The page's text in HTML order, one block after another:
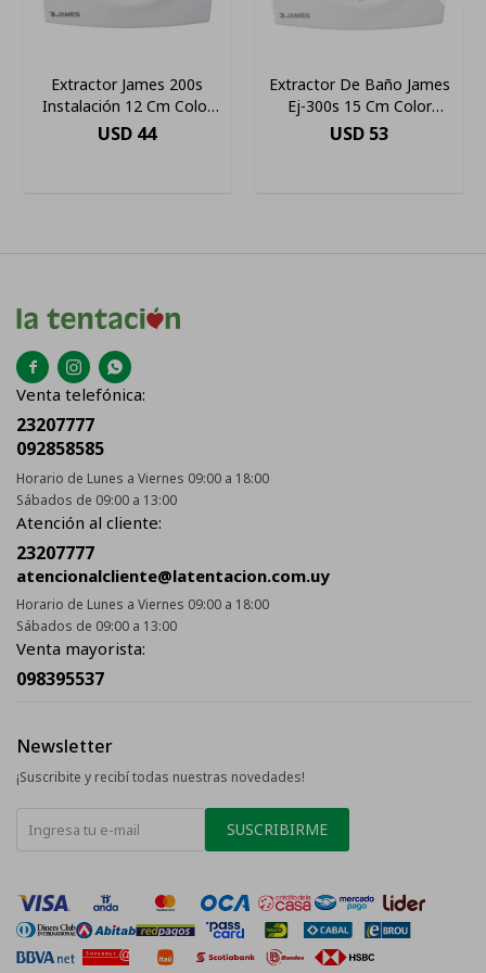
Extractor James 200s
Instalación 12 Cm Color
Blanco
USD 44
Extractor De Baño James
Ej-300s 15 Cm Color
Blanco
USD 53
  
Venta telefónica:
23207777
092858585
Horario de Lunes a Viernes 09:00 a 18:00
Sábados de 09:00 a 13:00
Atención al cliente:
23207777
atencionalcliente@latentacion.com.uy
Horario de Lunes a Viernes 09:00 a 18:00
Sábados de 09:00 a 13:00
Venta mayorista:
098395537
Newsletter
¡Suscribite y recibí todas nuestras novedades!
SUSCRIBIRME